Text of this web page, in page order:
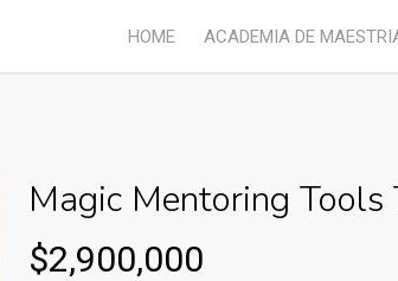
HOME ACADEMIA DE
Magic Mentoring
$2,900,000